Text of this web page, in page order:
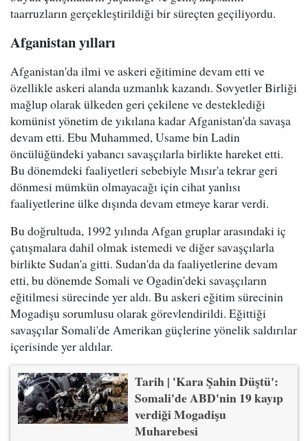
taarruzların gerçekleştirildiği bir süreçten geçiliyordu.
Afganistan yılları
Afganistan'da ilmi ve askeri eğitimine devam etti ve
özellikle askeri alanda uzmanlık kazandı. Sovyetler Birliği
mağlup olarak ülkeden geri çekilene ve desteklediği
komünist yönetim de yıkılana kadar Afganistan'da savaşa
devam etti. Ebu Muhammed, Usame bin Ladin
öncülüğündeki yabancı savaşçılarla birlikte hareket etti.
Bu dönemdeki faaliyetleri sebebiyle Mısır'a tekrar geri
dönmesi mümkün olmayacağı için cihat yanlısı
faaliyetlerine ülke dışında devam etmeye karar verdi.
Bu doğrultuda, 1992 yılında Afgan gruplar arasındaki iç
çatışmalara dahil olmak istemedi ve diğer savaşçılarla
birlikte Sudan'a gitti. Sudan'da da faaliyetlerine devam
etti, bu dönemde Somali ve Ogadin'deki savaşçıların
eğitilmesi sürecinde yer aldı. Bu askeri eğitim sürecinin
Mogadişu sorumlusu olarak görevlendirildi. Eğittiği
savaşçılar Somali'de Amerikan güçlerine yönelik saldırılar
içerisinde yer aldılar.
Tarih | 'Kara Şahin Düştü':
Somali'de ABD'nin 19 kayıp
verdiği Mogadişu
Muharebesi